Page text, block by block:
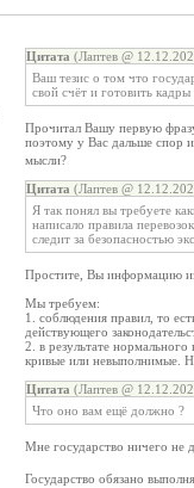
Цитата (Лаптев @
Ваш тезис о том что
свой счёт и готовить
Прочитал Вашу первую
поэтому у Вас дальше спор
мысли?
Цитата (Лаптев @
Я так понял вы требуете
написало правила
следит за безопасностью
Простите, Вы информацию из
Мы требуем:
1. соблюдения правил, то
действующего
2. в результате
кривые или невыполнимые.
Цитата (Лаптев @
Что оно вам ещё должно ?
Мне государство ничего не
Государство обязано